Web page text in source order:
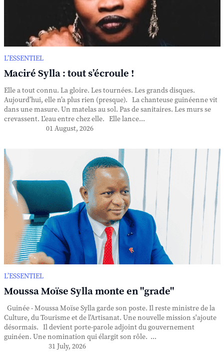
L’ESSENTIEL
Maciré Sylla : tout s’écroule !
Elle a tout connu. La gloire. Les tournées. Les grands disques.
Aujourd’hui, elle n’a plus rien (presque). La chanteuse guinéenne vit
dans une masure. Un matelas au sol. Pas de sanitaires. Les murs se
crevassent. L'eau entre chez elle. Elle lance...
01 August, 2026
L’ESSENTIEL
Moussa Moïse Sylla monte en "grade"
Guinée - Moussa Moïse Sylla garde son poste. Il reste ministre de la
Culture, du Tourisme et de l'Artisanat. Une nouvelle mission s'ajoute
désormais. Il devient porte-parole adjoint du gouvernement
guinéen. Une nomination qui élargit son rôle. ...
31 July, 2026